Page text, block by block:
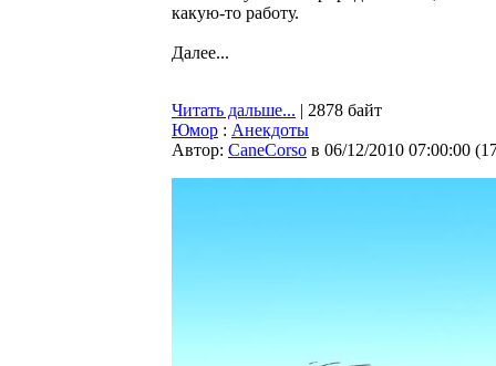
какую-то работу.
Далее...
Читать дальше... | 2878 байт
Юмор : Анекдоты
Автор: CaneCorso в 06/12/2010 07:00:00 (